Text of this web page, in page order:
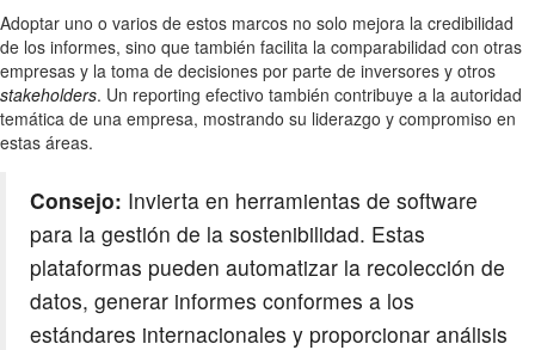
Adoptar uno o varios de estos marcos no solo mejora la credibilidad
de los informes, sino que también facilita la comparabilidad con otras
empresas y la toma de decisiones por parte de inversores y otros
stakeholders. Un reporting efectivo también contribuye a la autoridad
temática de una empresa, mostrando su liderazgo y compromiso en
estas áreas.
Consejo: Invierta en herramientas de software
para la gestión de la sostenibilidad. Estas
plataformas pueden automatizar la recolección de
datos, generar informes conformes a los
estándares internacionales y proporcionar análisis